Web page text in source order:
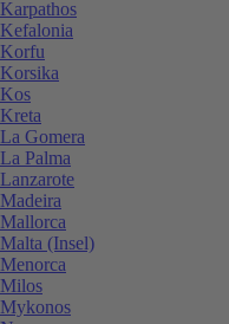
Karpathos
Kefalonia
Korfu
Korsika
Kos
Kreta
La Gomera
La Palma
Lanzarote
Madeira
Mallorca
Malta (Insel)
Menorca
Milos
Mykonos